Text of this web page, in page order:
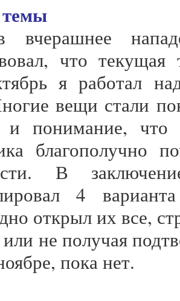
вчерашнее
что
я работал
вещи стали
понимание, что
благополучно
В
4
открыл их все,
или не получая
пока нет.